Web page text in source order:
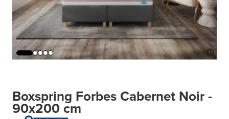
Boxspring Forbes Cabernet Noir -
90x200 cm